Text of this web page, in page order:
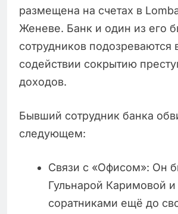
размещена на счетах в
Женеве. Банк и один из его
сотрудников подозреваются
содействии сокрытию
доходов.
Бывший сотрудник банка
следующем:
Связи с «Офисом»: Он
Гульнарой Каримовой и
соратниками ещё до